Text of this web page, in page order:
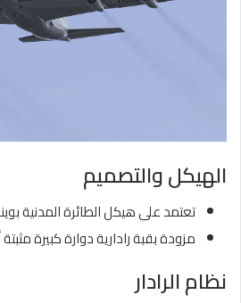
الهيكل والتصميم
تعتمد على هيكل الطائرة المدنية بوينج
مزودة بقبة رادارية دوارة كبيرة
نظام الرادار